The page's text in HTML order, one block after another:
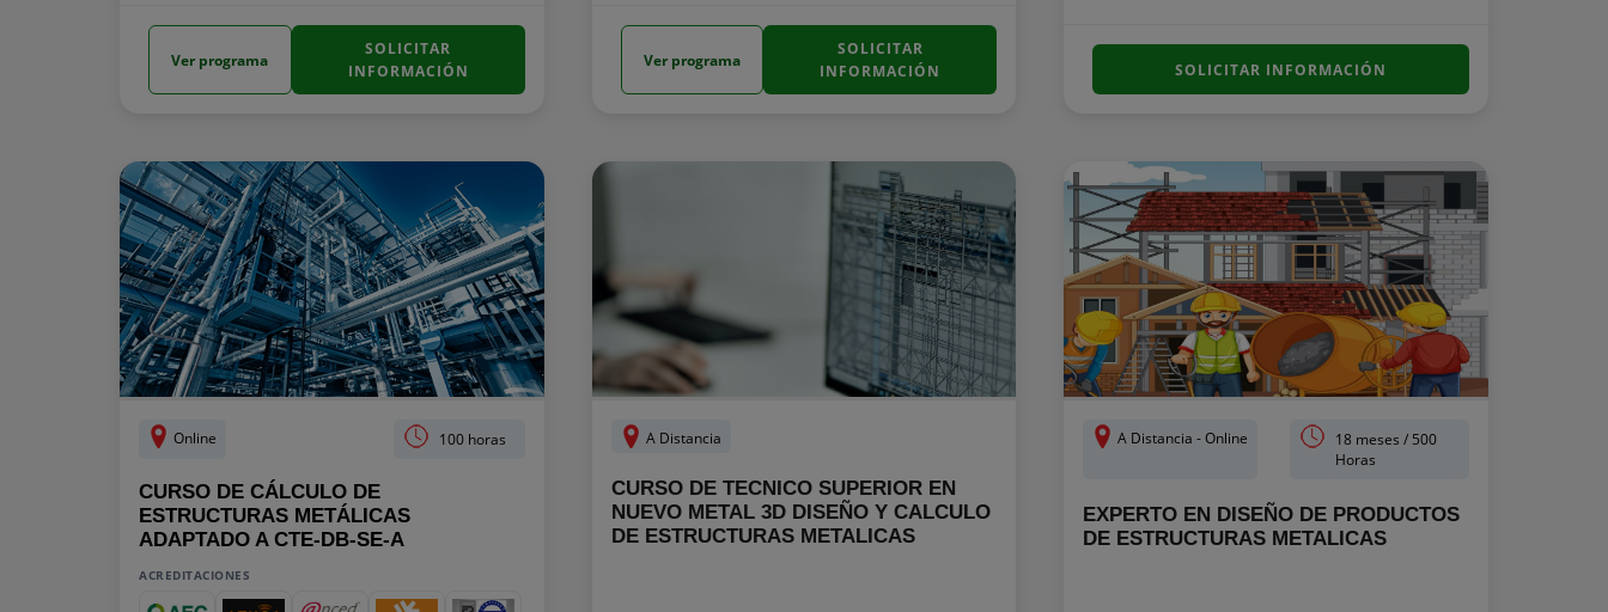
Ver programa
SOLICITAR
INFORMACIÓN
Ver programa
SOLICITAR
INFORMACIÓN
SOLICITAR INFORMACIÓN
Online 100 horas
CURSO DE CÁLCULO DE
ESTRUCTURAS METÁLICAS
ADAPTADO A CTE-DB-SE-A
ACREDITACIONES
A Distancia
CURSO DE TECNICO SUPERIOR EN
NUEVO METAL 3D DISEÑO Y CALCULO
DE ESTRUCTURAS METALICAS
A Distancia - Online
18 meses / 500
Horas
EXPERTO EN DISEÑO DE PRODUCTOS
DE ESTRUCTURAS METALICAS